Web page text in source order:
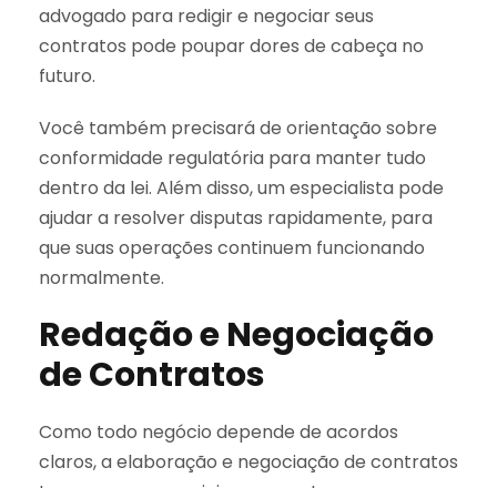
advogado para redigir e negociar seus
contratos pode poupar dores de cabeça no
futuro.
Você também precisará de orientação sobre
conformidade regulatória para manter tudo
dentro da lei. Além disso, um especialista pode
ajudar a resolver disputas rapidamente, para
que suas operações continuem funcionando
normalmente.
Redação e Negociação
de Contratos
Como todo negócio depende de acordos
claros, a elaboração e negociação de contratos